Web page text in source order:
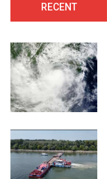
RECENT